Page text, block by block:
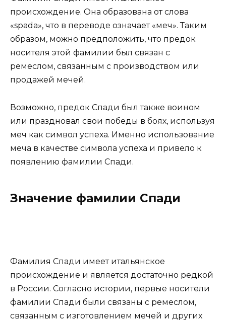
происхождение. Она образована от слова
«spada», что в переводе означает «меч». Таким
образом, можно предположить, что предок
носителя этой фамилии был связан с
ремеслом, связанным с производством или
продажей мечей.
Возможно, предок Спади был также воином
или праздновал свои победы в боях, используя
меч как символ успеха. Именно использование
меча в качестве символа успеха и привело к
появлению фамилии Спади.
Значение фамилии Спади
Фамилия Спади имеет итальянское
происхождение и является достаточно редкой
в России. Согласно истории, первые носители
фамилии Спади были связаны с ремеслом,
связанным с изготовлением мечей и других